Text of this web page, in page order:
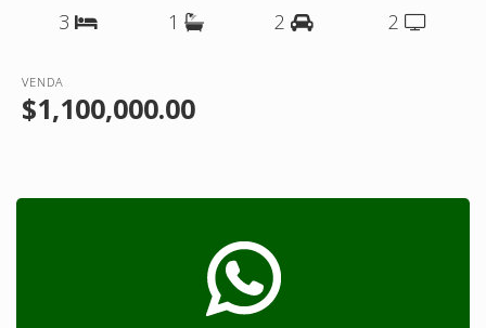
3 1 2 2
VENDA
$1,100,000.00